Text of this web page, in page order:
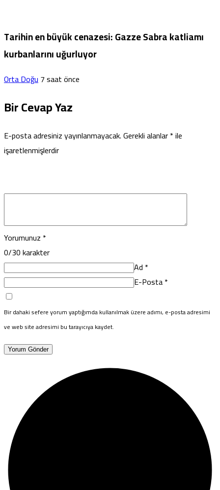
Tarihin en büyük cenazesi: Gazze Sabra katliamı
kurbanlarını uğurluyor
Orta Doğu7 saat önce
Bir Cevap Yaz
E-posta adresiniz yayınlanmayacak.Gerekli alanlar*ile
işaretlenmişlerdir
Yorumunuz *
0/30 karakter
Ad *
E-Posta*
Bir dahaki sefere yorum yaptığımda kullanılmak üzere adımı, e-posta adresimi
ve web site adresimi bu tarayıcıya kaydet.
Yorum Gönder